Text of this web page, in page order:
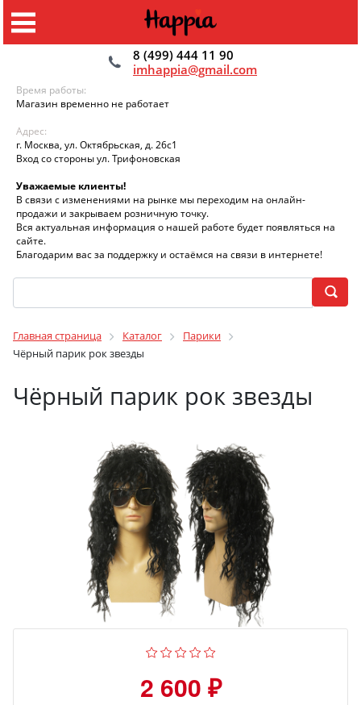
8 (499) 444 11 90
imhappia@gmail.com
Время работы:
Магазин временно не работает
Адрес:
г. Москва, ул. Октябрьская, д. 26с1
Вход со стороны ул. Трифоновская
Уважаемые клиенты!
В связи с изменениями на рынке мы переходим на онлайн-
продажи и закрываем розничную точку.
Вся актуальная информация о нашей работе будет появляться на
сайте.
Благодарим вас за поддержку и остаёмся на связи в интернете!
Главная страница Каталог
Парики
Чёрный парик рок звезды
Чёрный парик рок звезды
2 600 ₽